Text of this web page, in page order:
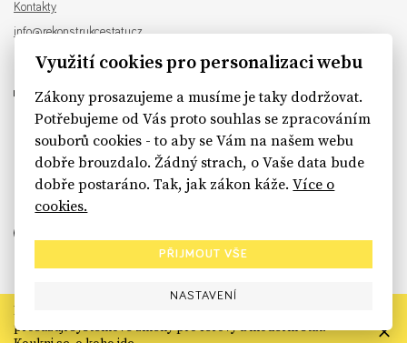
Kontakty
info@rekonstrukcestatu.cz
Návrh a vývoj: Sinfin , ilustrace:
sinfin.digital
Rekonstrukce státu končí. Její členské organizace však dál
prosazují systémové změny pro férový a moderní stát.
Využití cookies pro personalizaci webu
Zákony prosazujeme a musíme je taky dodržovat.
Potřebujeme od Vás proto souhlas se zpracováním
souborů cookies - to aby se Vám na našem webu
dobře brouzdalo. Žádný strach, o Vaše data bude
dobře postaráno. Tak, jak zákon káže.Více o
cookies.
PŘIJMOUT VŠE
NASTAVENÍ